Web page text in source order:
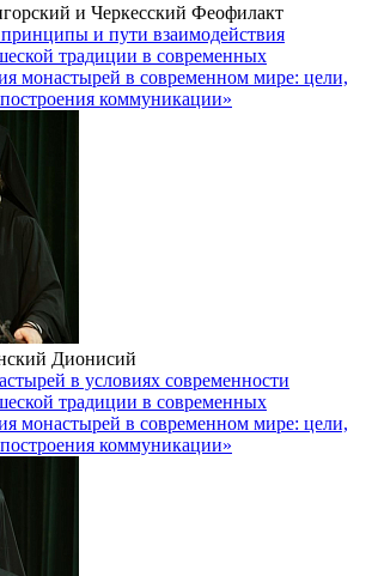
и Черкесский Феофилакт
и пути взаимодействия
традиции в современных
монастырей в современном мире: цели,
коммуникации»
Дионисий
в условиях современности
традиции в современных
монастырей в современном мире: цели,
коммуникации»